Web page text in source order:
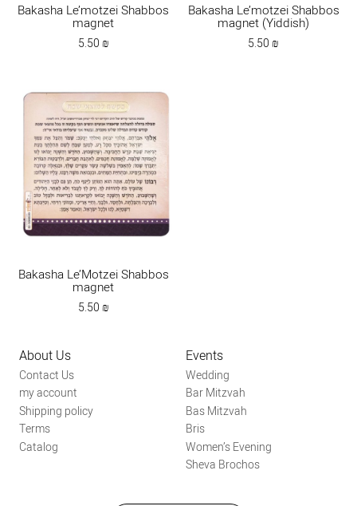
Bakasha Le’motzei Shabbos
magnet
5.50₪
Bakasha Le’motzei Shabbos
magnet (Yiddish)
5.50₪
Bakasha Le’Motzei Shabbos
magnet
5.50₪
About Us
Contact Us
my account
Shipping policy
Terms
Catalog
Events
Wedding
Bar Mitzvah
Bas Mitzvah
Bris
Women’s Evening
Sheva Brochos